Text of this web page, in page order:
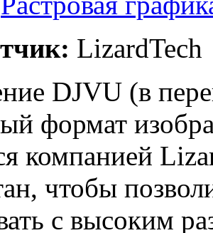
LizardTech
DJVU (в
формат
компанией
чтобы
с высоким